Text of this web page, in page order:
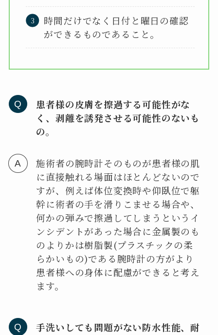
時間だけでなく日付と曜日の確認
ができるものであること。
患者様の皮膚を擦過する可能性がな
く、剥離を誘発させる可能性のないも
の。
施術者の腕時計そのものが患者様の肌
に直接触れる場面はほとんどないので
すが、例えば体位変換時や仰臥位で躯
幹に術者の手を滑りこませる場合や、
何かの弾みで擦過してしまうというイ
ンシデントがあった場合に金属製のも
のよりかは樹脂製(プラスチックの柔
らかいもの)である腕時計の方がより
患者様への身体に配慮ができると考え
ます。
手洗いしても問題がない防水性能、耐